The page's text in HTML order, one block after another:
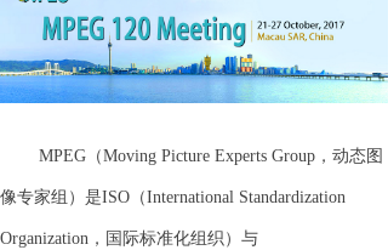
MPEG（Moving Picture Experts Group，动态图
像专家组）是ISO（International Standardization
Organization，国际标准化组织）与